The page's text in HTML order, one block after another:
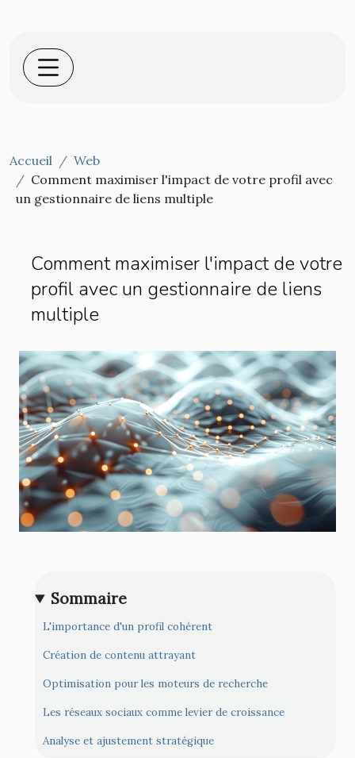
Accueil
Web
Comment maximiser l'impact de votre profil avec
un gestionnaire de liens multiple
Comment maximiser l'impact de votre
profil avec un gestionnaire de liens
multiple
Sommaire
L'importance d'un profil cohérent
Création de contenu attrayant
Optimisation pour les moteurs de recherche
Les réseaux sociaux comme levier de croissance
Analyse et ajustement stratégique